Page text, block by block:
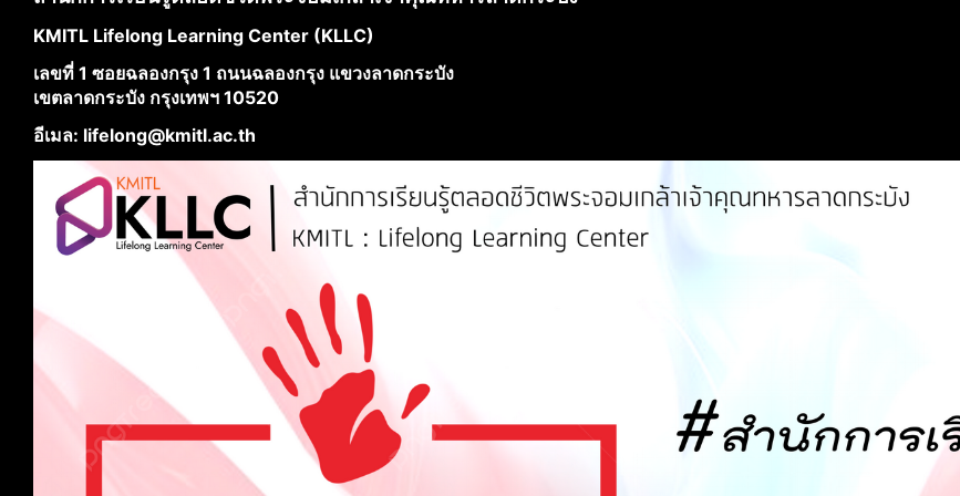
KMITL Lifelong Learning Center (KLLC)
เลขที่ 1 ซอยฉลองกรุง 1 ถนนฉลองกรุง แขวงลาดกระบัง
เขตลาดกระบัง กรุงเทพฯ 10520
อีเมล: lifelong@kmitl.ac.th